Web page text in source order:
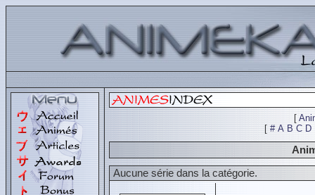
[
[ # A B C D
Aucune série dans la catégorie.